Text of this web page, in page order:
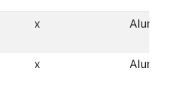
x Alumínio
x Alumínio